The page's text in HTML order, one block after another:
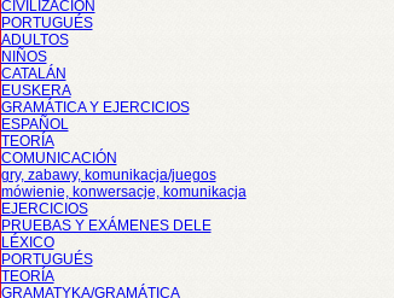
CIVILIZACIÓN
PORTUGUÉS
ADULTOS
NIÑOS
CATALÁN
EUSKERA
GRAMÁTICA Y EJERCICIOS
ESPAÑOL
TEORÍA
COMUNICACIÓN
gry, zabawy, komunikacja/juegos
mówienie, konwersacje, komunikacja
EJERCICIOS
PRUEBAS Y EXÁMENES DELE
LÉXICO
PORTUGUÉS
TEORÍA
GRAMATYKA/GRAMÁTICA